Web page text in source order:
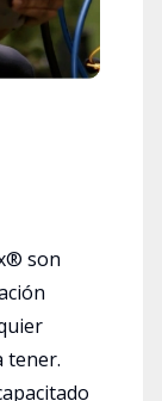
son
tener.